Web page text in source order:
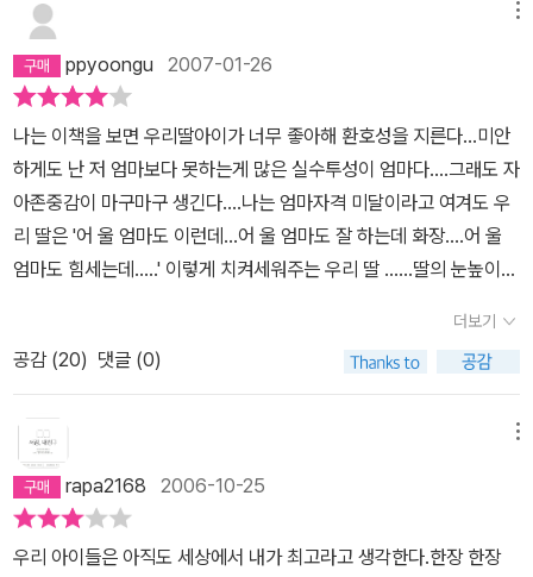
있는가 하는 대목이 대수롭습니다. 아이 어머니가 아이들한테 얼마나
즐거이 젖을 물리며 자장노래를 부를 수 있는가 하는 대목이 대수롭
습니다... 아기 고양이처럼 부드럽고, 코뿔소처럼 튼튼해요. 정말 정말
정말 멋진 우리 엄마 .. (14∼15쪽)차린 밥을 맛나게 잘 먹는 아이를
바라보며 날마다 즐거이 새 밥을 차립니다. 빨아서 갠 옷을 기쁘게 잘
입는 아이를 바라보며 날마다 신나게 새 빨래를 북북 비비며 꾹꾹 짜
고 탕탕 털어 마당에 넙니다. 새벽부터 밤까지 지치지 않고 노래하거
나 뛰거나 달려들어 안기는 아이를 바라보며 날마다 새로 기운을 내
면, 아마 아이 어버이는 책을 더 깊이 파고들거나 자전거를 더 오래 탈
테지요. 글을 더 많이 쓰고 책을 더 많이 쓸는지 모릅니다. 이곳저곳
좋다는 시골마을을 두 다리로 걸어서 찾아다닐는지 몰라요. 그러나,
아이를 낳고 살아가기 때문에 집에서 일하거나 살림하는 품을 많이
들입니다. 하루 열 시간 남짓 집에서 일하거나 살림하며 살아갑니다.
아이와 함께 살아가면서 가방에 아이 옷가지를 잔뜩 챙깁니다. 아이
하고 읍내 장마당 마실을 다닐 때에도 아이 옷가지뿐 아니라 아이 먹
을거리를 챙기느라 바쁩니다. 가방부터 퍽 무겁습니다.누구는 아이
지도 않았을 것이고 기타 등등 기타 등등더 멋있고 능력있는 사람이
었을 수도 있다 하며 괜히 처녀들을 부러워 하며 살고 있죠.하지만, 우
린 이 모든 것을 다 포기 했죠. 아이를 기르기위해 아이를 사랑하는 것
에 아주 많은 것을 포기했죠.그것이 너무 기쁘고 행복합니다. 내 삶을
포기한 것은 아니지만, 그래도 많은 부분 나를 버리고 자녀의 뜻을 맞
추며 산 우리 엄마들!그래요 우린 다 할 수 있었음에도 우리 아이들의
엄마가 된 것이죠. 엄마된 것이 자랑스럽습니다.
ppyoongu 2007-01-26
나는 이책을 보면 우리딸아이가 너무 좋아해 환호성을 지른다...미안
하게도 난 저 엄마보다 못하는게 많은 실수투성이 엄마다....그래도 자
아존중감이 마구마구 생긴다....나는 엄마자격 미달이라고 여겨도 우
리 딸은 '어 울 엄마도 이런데...어 울 엄마도 잘 하는데 화장....어 울
엄마도 힘세는데.....' 이렇게 치켜세워주는 우리 딸 ......딸의 눈높이가
자같은 엄마가 되고 싶다 진심으로.....정말 연기자가 되고 싶었고 정
말 개그맨의 꿈도 꾸었던 엄마지만 지금은 세상에서 젤 좋은 수민이
의석이의 엄마인 이 직함이 가장 좋~다....그래서 엄마의 자리를 새삼
되새겨주는 이 책이 앞으로 계속 포근하게 다가올 것 같다....언제나
환호성을 질러 날 업시키는 우리 딸이 있는 한 우리 엄마책은 인기짱
자리를 고수할 것 같다
더보기
공감 (20) 댓글 (0)
rapa2168 2006-10-25
우리 아이들은 아직도 세상에서 내가 최고라고 생각한다.한장 한장